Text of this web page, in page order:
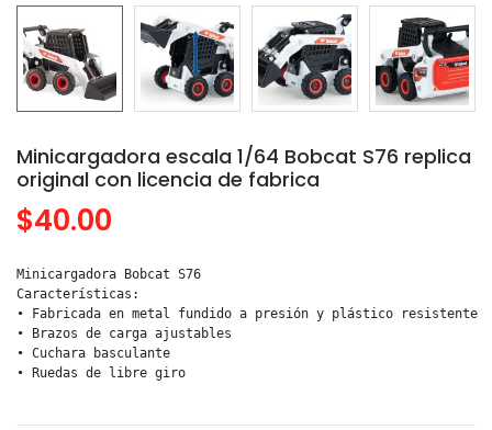
Minicargadora escala 1/64 Bobcat S76 replica
original con licencia de fabrica
$40.00
Minicargadora Bobcat S76
Características:
• Fabricada en metal fundido a presión y plástico resistente
• Brazos de carga ajustables
• Cuchara basculante
• Ruedas de libre giro